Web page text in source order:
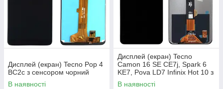
Дисплей (екран) Tecno Pop 4
BC2c з сенсором чорний
В наявності
Дисплей (екран) Tecno
Camon 16 SE CE7j, Spark 6
KE7, Pova LD7 Infinix Hot 10 з
тачскріном (AAAA)
В наявності